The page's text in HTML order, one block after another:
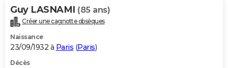
Guy LASNAMI (85 ans)
Créer une cagnotte obsèques
Naissance
23/09/1932 à Paris (Paris)
Décès